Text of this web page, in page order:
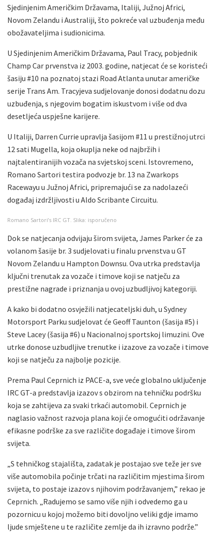
Sjedinjenim Američkim Državama, Italiji, Južnoj Africi,
Novom Zelandu i Australiji, što pokreće val uzbuđenja među
obožavateljima i sudionicima.
U Sjedinjenim Američkim Državama, Paul Tracy, pobjednik
Champ Car prvenstva iz 2003. godine, natjecat će se koristeći
šasiju #10 na poznatoj stazi Road Atlanta unutar američke
serije Trans Am. Tracyjeva sudjelovanje donosi dodatnu dozu
uzbuđenja, s njegovim bogatim iskustvom i više od dva
desetljeća uspješne karijere.
U Italiji, Darren Currie upravlja šasijom #11 u prestižnoj utrci
12 sati Mugella, koja okuplja neke od najbržih i
najtalentiranijih vozača na svjetskoj sceni. Istovremeno,
Romano Sartori testira podvozje br. 13 na Zwarkops
Racewayu u Južnoj Africi, pripremajući se za nadolazeći
događaj izdržljivosti u Aldo Scribante Circuitu.
Romano Sartori’s IRC GT. Slika: isporučeno
Dok se natjecanja odvijaju širom svijeta, James Parker će za
volanom šasije br. 3 sudjelovati u finalu prvenstva u GT
Novom Zelandu u Hampton Downsu. Ova utrka predstavlja
ključni trenutak za vozače i timove koji se natječu za
prestižne nagrade i priznanja u ovoj uzbudljivoj kategoriji.
A kako bi dodatno osvježili natjecateljski duh, u Sydney
Motorsport Parku sudjelovat će Geoff Taunton (šasija #5) i
Steve Lacey (šasija #6) u Nacionalnoj sportskoj limuzini. Ove
utrke donose uzbudljive trenutke i izazove za vozače i timove
koji se natječu za najbolje pozicije.
Prema Paul Ceprnich iz PACE-a, sve veće globalno uključenje
IRC GT-a predstavlja izazov s obzirom na tehničku podršku
koja se zahtijeva za svaki trkaći automobil. Ceprnich je
naglasio važnost razvoja plana koji će omogućiti održavanje
efikasne podrške za sve različite događaje i timove širom
svijeta.
„S tehničkog stajališta, zadatak je postajao sve teže jer sve
više automobila počinje trčati na različitim mjestima širom
svijeta, to postaje izazov s njihovim podržavanjem,” rekao je
Ceprnich. „Radujemo se samo više njih i odvedemo ga u
pozornicu u kojoj možemo biti dovoljno veliki gdje imamo
ljude smještene u te različite zemlje da ih izravno podrže.”